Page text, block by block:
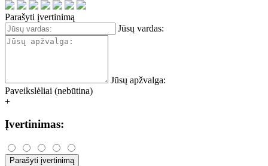
Parašyti įvertinimą
Jūsų vardas:
Jūsų apžvalga:
Paveikslėliai (nebūtina)
+
Įvertinimas:
Parašyti įvertinimą